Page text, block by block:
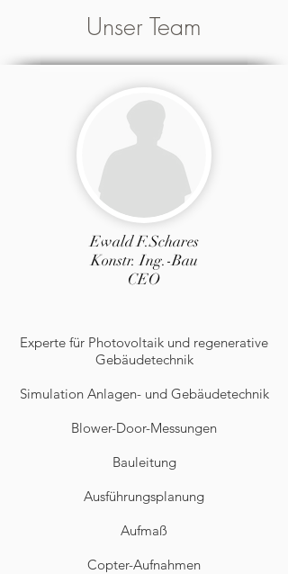
Unser Team
Ewald F.Schares
Konstr. Ing.-Bau
CEO
Experte für Photovoltaik und regenerative
Gebäudetechnik
Simulation Anlagen- und Gebäudetechnik
Blower-Door-Messungen
Bauleitung
Ausführungsplanung
Aufmaß
Copter-Aufnahmen